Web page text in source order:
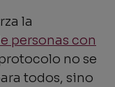
la
personas con
no se
todos, sino